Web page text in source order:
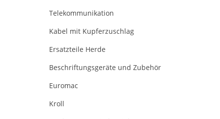
Telekommunikation
Kabel mit Kupferzuschlag
Ersatzteile Herde
Beschriftungsgeräte und Zubehör
Euromac
Kroll